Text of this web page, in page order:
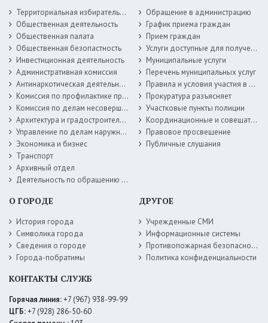
Территориальная избирательная комиссия
Общественная деятельность
Общественная палата
Общественная безопастность
Инвестиционная деятельность
Административная комиссия
Антинаркотическая деятельность
Комиссия по профилактике правонарушений
Комиссия по делам несовершеннолетних
Архитектура и градостроительство
Управление по делам наружной рекламы
Экономика и бизнес
Транспорт
Архивный отдел
Деятельность по обращению с животными без владельцев
Обращение в администрацию
График приема граждан
Прием граждан
Услуги доступные для получения в электронной форме
Муниципальные услуги
Перечень муниципальных услуг
Правила и условия участия в жилищных программах
Прокуратура разъясняет
Участковые пункты полиции
Координационные и совещательные органы
Правовое просвещение
Публичные слушания
О ГОРОДЕ
История города
Символика города
Сведения о городе
Города-побратимы
ДРУГОЕ
Учрежденные СМИ
Информационные системы
Противопожарная безопасность
Политика конфиденциальности
КОНТАКТЫ СЛУЖБ
Горячая линия:+7 (967) 938-99-99
ЦГБ:+7 (928) 286-50-60